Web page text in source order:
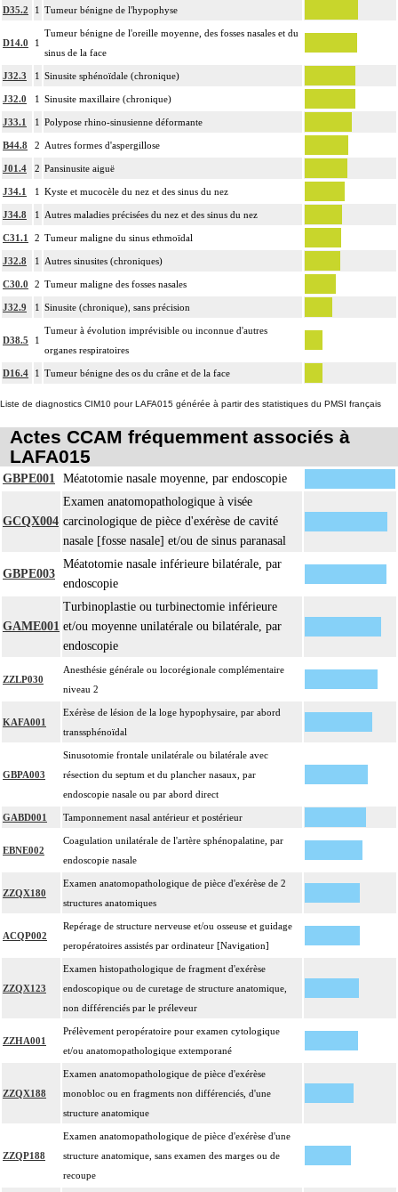
D35.2 1 Tumeur bénigne de l'hypophyse
D14.0 1
Tumeur bénigne de l'oreille moyenne, des fosses nasales et du
sinus de la face
J32.3 1 Sinusite sphénoïdale (chronique)
J32.0 1 Sinusite maxillaire (chronique)
J33.1 1 Polypose rhino-sinusienne déformante
B44.8 2 Autres formes d'aspergillose
J01.4 2 Pansinusite aiguë
J34.1 1 Kyste et mucocèle du nez et des sinus du nez
J34.8 1 Autres maladies précisées du nez et des sinus du nez
C31.1 2 Tumeur maligne du sinus ethmoïdal
J32.8 1 Autres sinusites (chroniques)
C30.0 2 Tumeur maligne des fosses nasales
J32.9 1 Sinusite (chronique), sans précision
D38.5 1
Tumeur à évolution imprévisible ou inconnue d'autres
organes respiratoires
D16.4 1 Tumeur bénigne des os du crâne et de la face
Liste de diagnostics CIM10 pour LAFA015 générée à partir des statistiques du PMSI français
Actes CCAM fréquemment associés à
LAFA015
GBPE001 Méatotomie nasale moyenne, par endoscopie
GCQX004
Examen anatomopathologique à visée
carcinologique de pièce d'exérèse de cavité
nasale [fosse nasale] et/ou de sinus paranasal
GBPE003
Méatotomie nasale inférieure bilatérale, par
endoscopie
GAME001
Turbinoplastie ou turbinectomie inférieure
et/ou moyenne unilatérale ou bilatérale, par
endoscopie
ZZLP030
Anesthésie générale ou locorégionale complémentaire
niveau 2
KAFA001
Exérèse de lésion de la loge hypophysaire, par abord
transsphénoïdal
GBPA003
Sinusotomie frontale unilatérale ou bilatérale avec
résection du septum et du plancher nasaux, par
endoscopie nasale ou par abord direct
GABD001 Tamponnement nasal antérieur et postérieur
EBNE002
Coagulation unilatérale de l'artère sphénopalatine, par
endoscopie nasale
ZZQX180
Examen anatomopathologique de pièce d'exérèse de 2
structures anatomiques
ACQP002
Repérage de structure nerveuse et/ou osseuse et guidage
peropératoires assistés par ordinateur [Navigation]
ZZQX123
Examen histopathologique de fragment d'exérèse
endoscopique ou de curetage de structure anatomique,
non différenciés par le préleveur
ZZHA001
Prélèvement peropératoire pour examen cytologique
et/ou anatomopathologique extemporané
ZZQX188
Examen anatomopathologique de pièce d'exérèse
monobloc ou en fragments non différenciés, d'une
structure anatomique
ZZQP188
Examen anatomopathologique de pièce d'exérèse d'une
structure anatomique, sans examen des marges ou de
recoupe